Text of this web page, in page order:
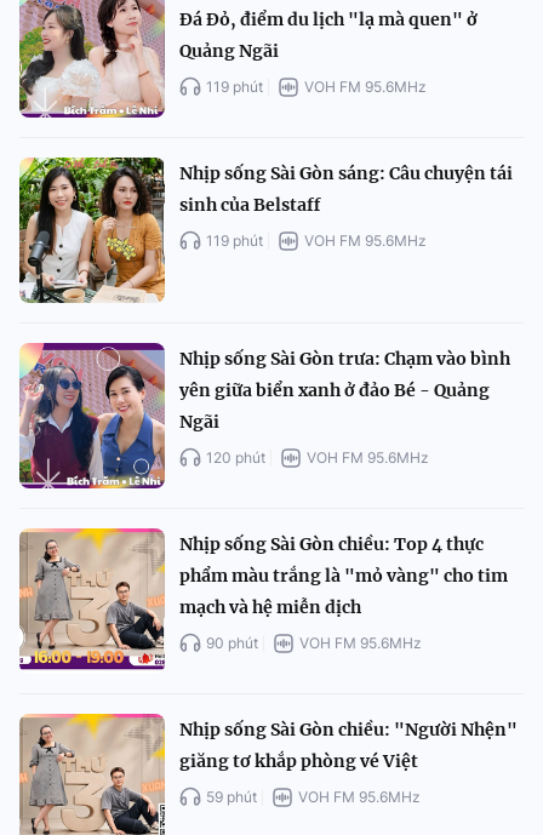
Đá Đỏ, điểm du lịch "lạ mà quen" ở
Quảng Ngãi
119 phút VOH FM 95.6MHz
Nhịp sống Sài Gòn sáng: Câu chuyện tái
sinh của Belstaff
119 phút VOH FM 95.6MHz
Nhịp sống Sài Gòn trưa: Chạm vào bình
yên giữa biển xanh ở đảo Bé - Quảng
Ngãi
120 phút VOH FM 95.6MHz
Nhịp sống Sài Gòn chiều: Top 4 thực
phẩm màu trắng là "mỏ vàng" cho tim
mạch và hệ miễn dịch
90 phút VOH FM 95.6MHz
Nhịp sống Sài Gòn chiều: "Người Nhện"
giăng tơ khắp phòng vé Việt
59 phút VOH FM 95.6MHz